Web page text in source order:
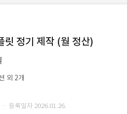
릿 정기 제작 (월 정산)
외 2개
· 등록일자 2026.01.26.